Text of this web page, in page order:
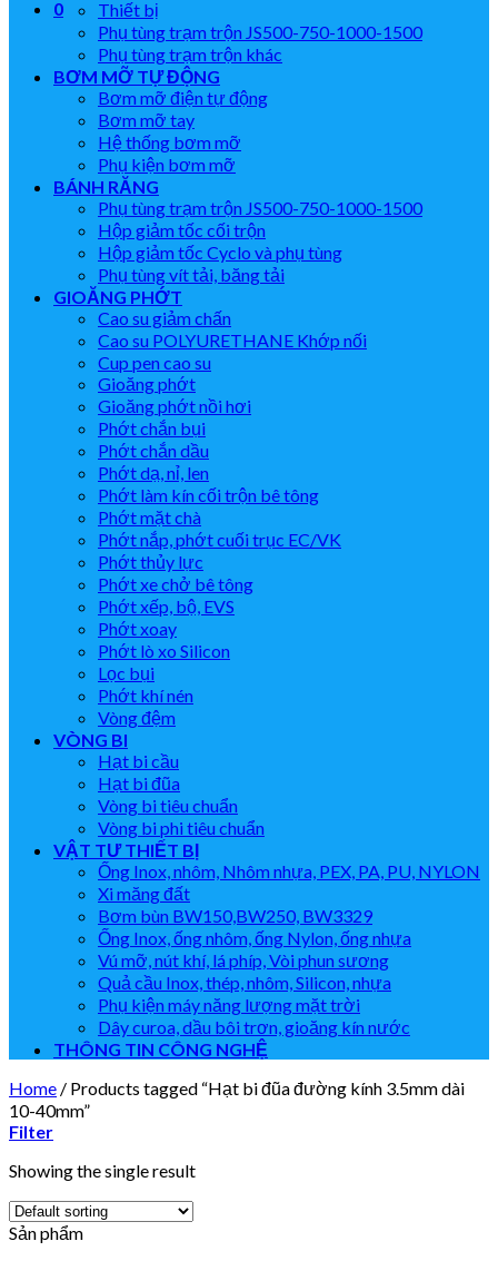
0
Thiết bị
Phụ tùng trạm trộn JS500-750-1000-1500
Phụ tùng trạm trộn khác
BƠM MỠ TỰ ĐỘNG
Bơm mỡ điện tự động
Bơm mỡ tay
Hệ thống bơm mỡ
Phụ kiện bơm mỡ
BÁNH RĂNG
Phụ tùng trạm trộn JS500-750-1000-1500
Hộp giảm tốc cối trộn
Hộp giảm tốc Cyclo và phụ tùng
Phụ tùng vít tải, băng tải
GIOĂNG PHỚT
Cao su giảm chấn
Cao su POLYURETHANE Khớp nối
Cup pen cao su
Gioăng phớt
Gioăng phớt nồi hơi
Phớt chắn bụi
Phớt chắn dầu
Phớt dạ, nỉ, len
Phớt làm kín cối trộn bê tông
Phớt mặt chà
Phớt nắp, phớt cuối trục EC/VK
Phớt thủy lực
Phớt xe chở bê tông
Phớt xếp, bộ, EVS
Phớt xoay
Phớt lò xo Silicon
Lọc bụi
Phớt khí nén
Vòng đệm
VÒNG BI
Hạt bi cầu
Hạt bi đũa
Vòng bi tiêu chuẩn
Vòng bi phi tiêu chuẩn
VẬT TƯ THIẾT BỊ
Ống Inox, nhôm, Nhôm nhựa, PEX, PA, PU, NYLON
Xi măng đất
Bơm bùn BW150,BW250, BW3329
Ống Inox, ống nhôm, ống Nylon, ống nhựa
Vú mỡ, nút khí, lá phíp, Vòi phun sương
Quả cầu Inox, thép, nhôm, Silicon, nhựa
Phụ kiện máy năng lượng mặt trời
Dây curoa, dầu bôi trơn, gioăng kín nước
THÔNG TIN CÔNG NGHỆ
Home / Products tagged “Hạt bi đũa đường kính 3.5mm dài
10-40mm”
Filter
Showing the single result
Sản phẩm